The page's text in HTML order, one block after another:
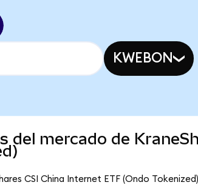
KWEBON
del mercado de
CSI China Internet ETF (Ondo